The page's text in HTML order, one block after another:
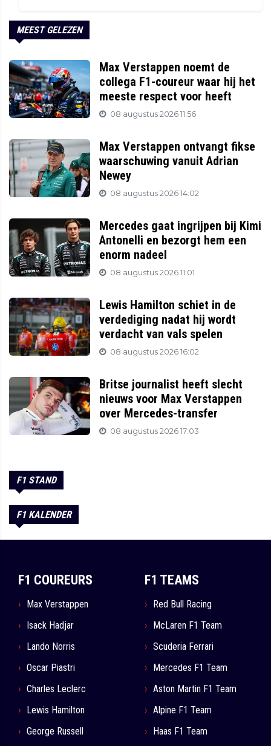
MEEST GELEZEN
Max Verstappen noemt de
collega F1-coureur waar hij het
meeste respect voor heeft
08 augustus 2026 11:56
Max Verstappen ontvangt fikse
waarschuwing vanuit Adrian
Newey
08 augustus 2026 14:02
Mercedes gaat ingrijpen bij Kimi
Antonelli en bezorgt hem een
enorm nadeel
08 augustus 2026 11:01
Lewis Hamilton schiet in de
verdediging nadat hij wordt
verdacht van vals spelen
08 augustus 2026 16:02
Britse journalist heeft slecht
nieuws voor Max Verstappen
over Mercedes-transfer
08 augustus 2026 17:03
F1 STAND
F1 KALENDER
F1 COUREURS
Max Verstappen
Isack Hadjar
Lando Norris
Oscar Piastri
Charles Leclerc
Lewis Hamilton
George Russell
F1 TEAMS
Red Bull Racing
McLaren F1 Team
Scuderia Ferrari
Mercedes F1 Team
Aston Martin F1 Team
Alpine F1 Team
Haas F1 Team